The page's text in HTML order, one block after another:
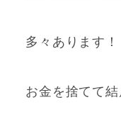
多々あります！
お金を捨てて